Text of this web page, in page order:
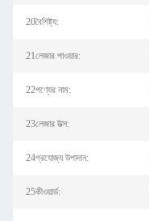
20বৈশিষ্ট্য:
21লেজার পাওয়ার:
22পণ্যের নাম:
23লেজার উত্স:
24প্রযোজ্য উপাদান:
25কীওয়ার্ড: